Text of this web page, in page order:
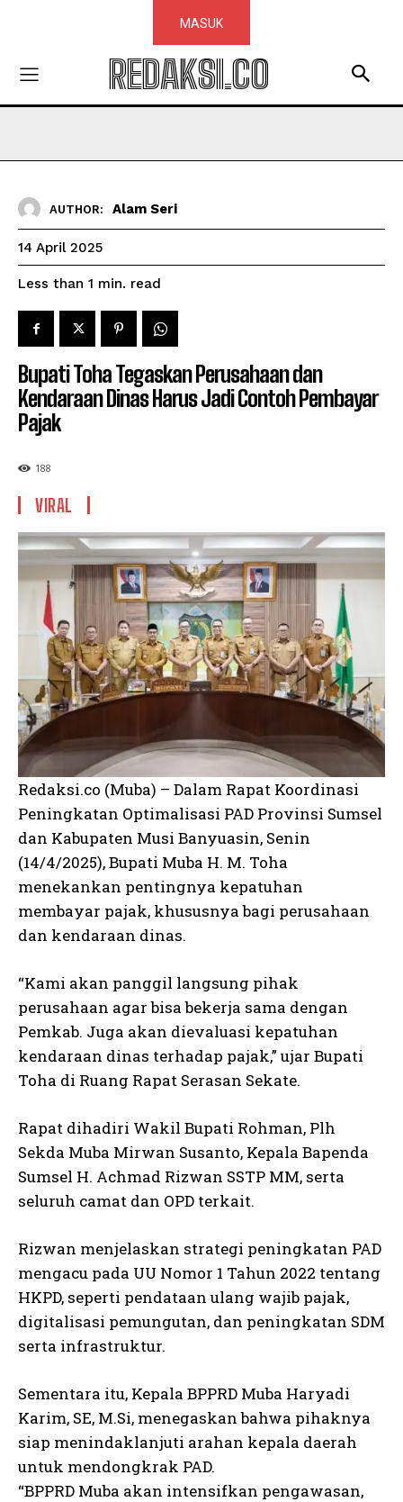
MASUK
REDAKSI.CO
AUTHOR: Alam Seri
14 April 2025
Less than 1 min. read
Bupati Toha Tegaskan Perusahaan dan
Kendaraan Dinas Harus Jadi Contoh Pembayar
Pajak
188
VIRAL
Redaksi.co (Muba) – Dalam Rapat Koordinasi
Peningkatan Optimalisasi PAD Provinsi Sumsel
dan Kabupaten Musi Banyuasin, Senin
(14/4/2025), Bupati Muba H. M. Toha
menekankan pentingnya kepatuhan
membayar pajak, khususnya bagi perusahaan
dan kendaraan dinas.
“Kami akan panggil langsung pihak
perusahaan agar bisa bekerja sama dengan
Pemkab. Juga akan dievaluasi kepatuhan
kendaraan dinas terhadap pajak,” ujar Bupati
Toha di Ruang Rapat Serasan Sekate.
Rapat dihadiri Wakil Bupati Rohman, Plh
Sekda Muba Mirwan Susanto, Kepala Bapenda
Sumsel H. Achmad Rizwan SSTP MM, serta
seluruh camat dan OPD terkait.
Rizwan menjelaskan strategi peningkatan PAD
mengacu pada UU Nomor 1 Tahun 2022 tentang
HKPD, seperti pendataan ulang wajib pajak,
digitalisasi pemungutan, dan peningkatan SDM
serta infrastruktur.
Sementara itu, Kepala BPPRD Muba Haryadi
Karim, SE, M.Si, menegaskan bahwa pihaknya
siap menindaklanjuti arahan kepala daerah
untuk mendongkrak PAD.
“BPPRD Muba akan intensifkan pengawasan,